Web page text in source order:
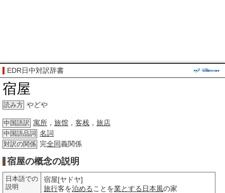
EDR日中対訳辞書
宿屋
読み方 やどや
中国語訳 寓所 ， 旅馆 ， 客栈 ， 旅店
中国語品詞 名詞
対訳の関係 完全同義関係
宿屋の概念の説明
日本語での
説明
宿屋[ヤドヤ]
旅行客を泊める ことを業とする 日本風の家